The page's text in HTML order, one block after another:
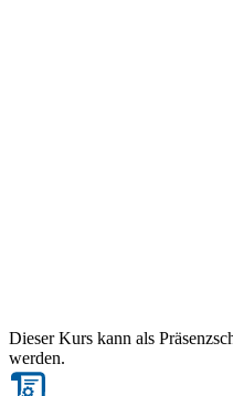
Dieser Kurs kann als
werden.